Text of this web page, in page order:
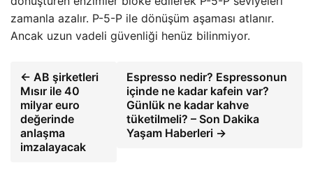
zamanla azalır. P-5-P ile dönüşüm aşaması atlanır.
Ancak uzun vadeli güvenliği henüz bilinmiyor.
← AB şirketleri
Mısır ile 40
milyar euro
değerinde
anlaşma
imzalayacak
Espresso nedir? Espressonun
içinde ne kadar kafein var?
Günlük ne kadar kahve
tüketilmeli? – Son Dakika
Yaşam Haberleri →